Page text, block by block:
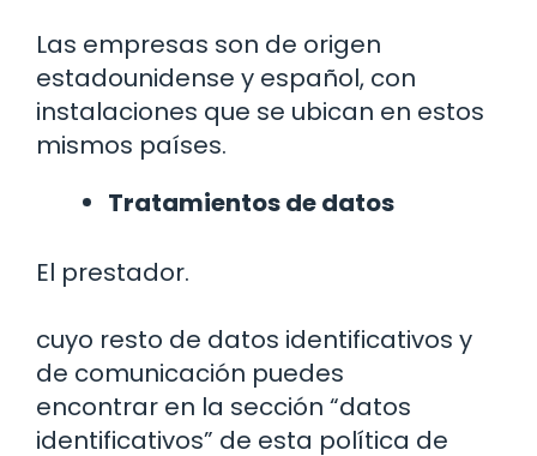
Las empresas son de origen
estadounidense y español, con
instalaciones que se ubican en estos
mismos países.
Tratamientos de datos
El prestador.
cuyo resto de datos identificativos y
de comunicación puedes
encontrar en la sección “datos
identificativos” de esta política de